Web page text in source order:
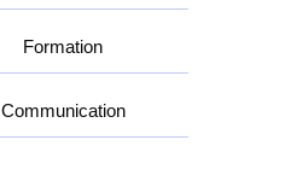
Formation
Communication